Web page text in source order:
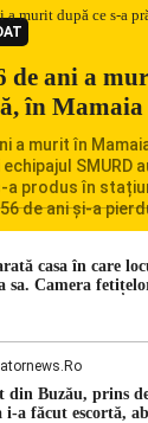
de ani a
în Mamaia
a murit în
SMURD
produs în
de ani și-a
afla în […]
casa în care
sa. Camera
din Buzău, prins
i-a făcut escortă,